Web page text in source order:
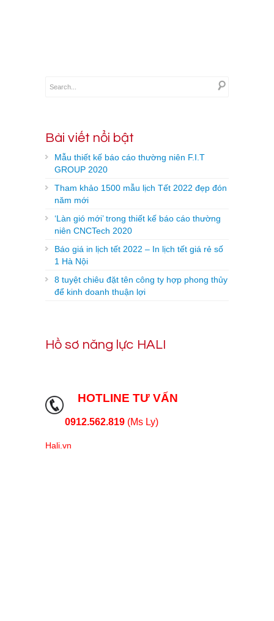
Bài viết nổi bật
Mẫu thiết kế báo cáo thường niên F.I.T
GROUP 2020
Tham khảo 1500 mẫu lịch Tết 2022 đẹp đón
năm mới
‘Làn gió mới’ trong thiết kế báo cáo thường
niên CNCTech 2020
Báo giá in lịch tết 2022 – In lịch tết giá rẻ số
1 Hà Nội
8 tuyệt chiêu đặt tên công ty hợp phong thủy
để kinh doanh thuận lợi
Hồ sơ năng lực HALI
HOTLINE TƯ VẤN
0912.562.819 (Ms Ly)
Hali.vn